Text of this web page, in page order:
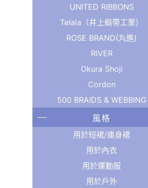
UNITED RIBBONS
Telala（井上緞帶工業）
ROSE BRAND(丸進)
RIVER
Okura Shoji
Cordon
500 BRAIDS & WEBBING
風格
用於短裙/連身裙
用於內衣
用於運動服
用於戶外